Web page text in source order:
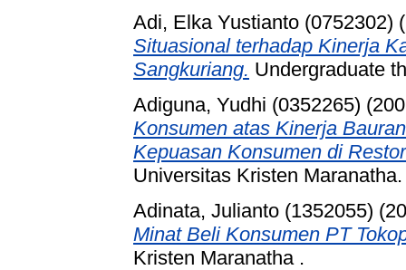
Adi, Elka Yustianto (0752302)
Situasional terhadap Kinerja
Sangkuriang. Undergraduate
Adiguna, Yudhi (0352265)
Konsumen atas Kinerja
Kepuasan Konsumen di
Universitas Kristen Maranatha.
Adinata, Julianto (1352055)
Minat Beli Konsumen PT
Kristen Maranatha .